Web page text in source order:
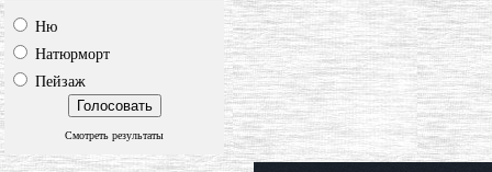
Ню
Натюрморт
Пейзаж
Смотреть результаты